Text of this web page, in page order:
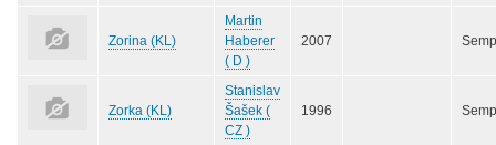
Zorina (KL)
Martin
Haberer
( D )
2007
Zorka (KL)
Stanislav
Šašek (
CZ )
1996